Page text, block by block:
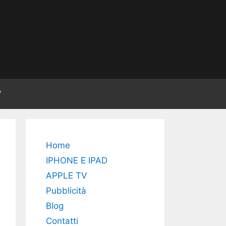
Home
IPHONE E IPAD
APPLE TV
Pubblicità
Blog
Contatti